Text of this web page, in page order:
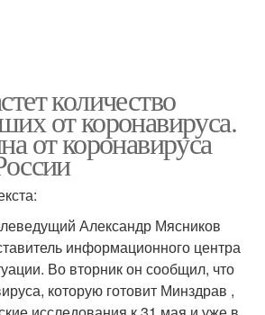
количество
от коронавируса.
от коронавируса
Александр Мясников
информационного центра
Во вторник он сообщил, что
которую готовит Минздрав ,